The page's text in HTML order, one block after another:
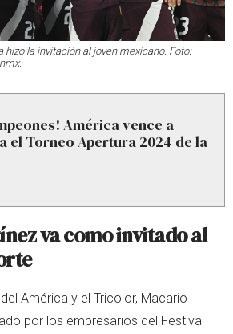
hizo la invitación al joven mexicano. Foto:
América vence a
el Torneo Apertura 2024 de la
va como invitado al
América y el Tricolor, Macario
por los empresarios del Festival